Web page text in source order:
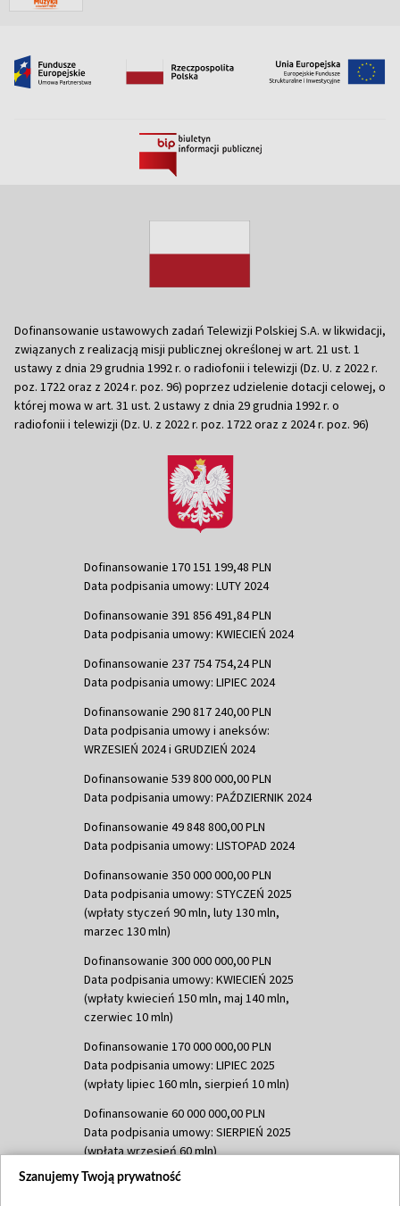
Dofinansowanie ustawowych zadań Telewizji Polskiej S.A. w likwidacji,
związanych z realizacją misji publicznej określonej w art. 21 ust. 1
ustawy z dnia 29 grudnia 1992 r. o radiofonii i telewizji (Dz. U. z 2022 r.
poz. 1722 oraz z 2024 r. poz. 96) poprzez udzielenie dotacji celowej, o
której mowa w art. 31 ust. 2 ustawy z dnia 29 grudnia 1992 r. o
radiofonii i telewizji (Dz. U. z 2022 r. poz. 1722 oraz z 2024 r. poz. 96)
Dofinansowanie 170 151 199,48 PLN
Data podpisania umowy: LUTY 2024
Dofinansowanie 391 856 491,84 PLN
Data podpisania umowy: KWIECIEŃ 2024
Dofinansowanie 237 754 754,24 PLN
Data podpisania umowy: LIPIEC 2024
Dofinansowanie 290 817 240,00 PLN
Data podpisania umowy i aneksów:
WRZESIEŃ 2024 i GRUDZIEŃ 2024
Dofinansowanie 539 800 000,00 PLN
Data podpisania umowy: PAŹDZIERNIK 2024
Dofinansowanie 49 848 800,00 PLN
Data podpisania umowy: LISTOPAD 2024
Dofinansowanie 350 000 000,00 PLN
Data podpisania umowy: STYCZEŃ 2025
(wpłaty styczeń 90 mln, luty 130 mln,
marzec 130 mln)
Dofinansowanie 300 000 000,00 PLN
Data podpisania umowy: KWIECIEŃ 2025
(wpłaty kwiecień 150 mln, maj 140 mln,
czerwiec 10 mln)
Dofinansowanie 170 000 000,00 PLN
Data podpisania umowy: LIPIEC 2025
(wpłaty lipiec 160 mln, sierpień 10 mln)
Dofinansowanie 60 000 000,00 PLN
Data podpisania umowy: SIERPIEŃ 2025
(wpłata wrzesień 60 mln)
Dofinansowanie 635 783 051,21 PLN
Szanujemy Twoją prywatność